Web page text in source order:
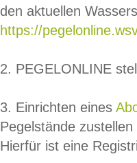
den aktuellen
https://
2. PEGELONLINE
3. Einrichten eines
Pegelstände
Hierfür ist eine